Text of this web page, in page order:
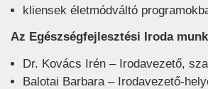
kliensek életmódváltó
Az Egészségfejlesztési Iroda
Dr. Kovács Irén – Irodavezető,
Balotai Barbara – Irodavezető-